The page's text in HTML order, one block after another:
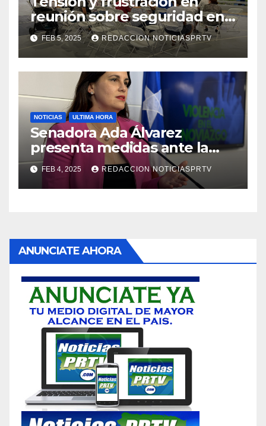
reunión sobre seguridad en
Reparto Metropolitano
FEB 5, 2025 REDACCION NOTICIASPRTV
NOTICIAS ULTIMA HORA
Senadora Ada Álvarez
presenta medidas ante la
violencia en el noviazgo
FEB 4, 2025 REDACCION NOTICIASPRTV
ANUNCIATE AHORA